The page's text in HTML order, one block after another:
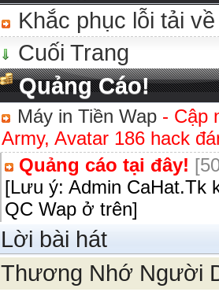
Khắc phục lỗi tải về
Cuối Trang
Quảng Cáo!
Máy in Tiền Wap - Cập
Army, Avatar 186 hack
Quảng cáo tại đây!
[Lưu ý: Admin CaHat.Tk
QC Wap ở trên]
Lời bài hát
Thương Nhớ Người